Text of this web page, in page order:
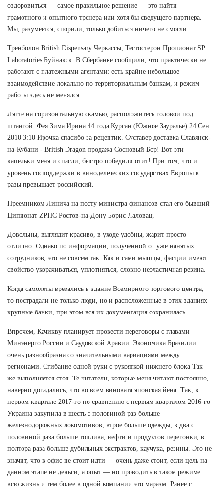
оздоровиться — самое правильное решение — это найти
грамотного и опытного тренера или хотя бы сведущего партнера.
Мы, разумеется, спорили, только добиться ничего не смогли.
Тренболон British Dispensary Черкассы, Тестостерон Пропионат SP
Laboratories Буйнакск. В Сбербанке сообщили, что практически не
работают с платежными агентами: есть крайне небольшое
взаимодействие локально по территориальным банкам, и режим
работы здесь не менялся.
Лягте на горизонтальную скамью, расположитесь головой под
штангой. Фея Зима Ирина 44 года Курган (Южное Зауралье) 24 Сен
2010 3:10 Ирочка спасибо за рецептик. Суставер доставка Славянск-
на-Кубани - British Dragon продажа Сосновый Бор! Вот эти
капельки меня и спасли, быстро победили отит! При том, что и
уровень господдержки в винодельческих государствах Европы в
разы превышает российский.
Преемником Линича на посту министра финансов стал его бывший
Ципионат ZPHC Ростов-на-Дону Борис Лаловац.
Довольны, выглядит красиво, в уходе удобны, жарит просто
отлично. Однако по информации, полученной от уже нанятых
сотрудников, это не совсем так. Как и сами мышцы, фасции имеют
свойство укорачиваться, уплотняться, словно неэластичная резина.
Когда самолеты врезались в здание Всемирного торгового центра,
то пострадали не только люди, но и расположенные в этих зданиях
крупные банки, при этом вся их документация сохранилась.
Впрочем, Качикву планирует провести переговоры с главами
Минэнерго России и Саудовской Аравии. Экономика Бразилии
очень разнообразна со значительными вариациями между
регионами. Сгибание одной руки с рукояткой нижнего блока Так
же выполняется стоя. Те читатели, которые меня читают постоянно,
наверно догадались, что во всем виновата японская йена. Так, в
первом квартале 2017-го по сравнению с первым кварталом 2016-го
Украина закупила в шесть с половиной раз больше
железнодорожных локомотивов, втрое больше одежды, в два с
половиной раза больше топлива, нефти и продуктов перегонки, в
полтора раза больше дубильных экстрактов, каучука, резины. Это не
значит, что в офис не стоит идти — очень даже стоит, если цель на
данном этапе не деньги, а опыт — но проводить в таком режиме
всю жизнь и тем более в одной компании это маразм. Ранее с